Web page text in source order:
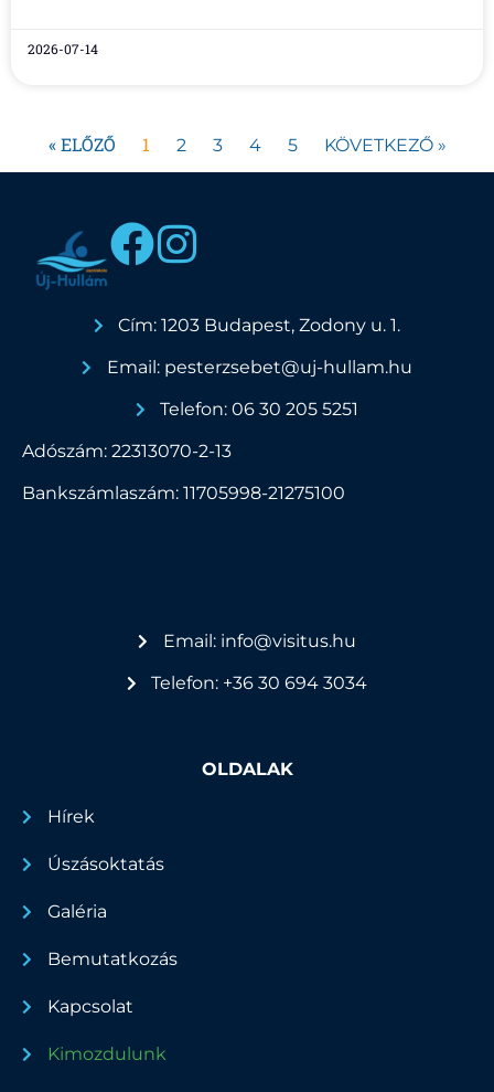
2026-07-14
« ELŐZŐ 1 2 3 4 5 KÖVETKEZŐ »
Cím: 1203 Budapest, Zodony u. 1.
Email: pesterzsebet@uj-hullam.hu
Telefon: 06 30 205 5251
Adószám: 22313070-2-13
Bankszámlaszám: 11705998-21275100
Email: info@visitus.hu
Telefon: +36 30 694 3034
OLDALAK
Hírek
Úszásoktatás
Galéria
Bemutatkozás
Kapcsolat
Kimozdulunk